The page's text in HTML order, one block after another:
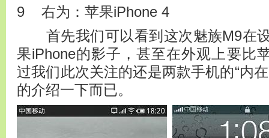
9 右为：苹果iPhone 4
首先我们可以看到这次魅族M9在
果iPhone的影子，甚至在外观上要比
过我们此次关注的还是两款手机的“内
的介绍一下而已。